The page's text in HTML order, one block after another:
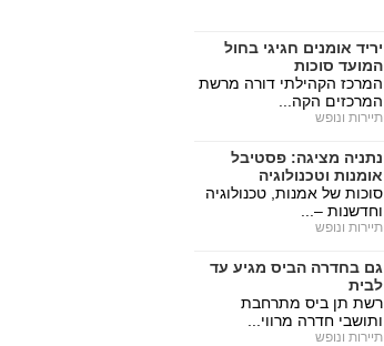
יריד אומנים חגיגי בחול
המועד סוכות
המרכז הקהילתי דורה מרשת
המרכזים הקה...
תיירות ונופש
נתניה מציגה: פסטיבל
אומנות וטכנולוגיה
סוכות של אמנות, טכנולוגיה
וחדשנות –...
תיירות ונופש
גם בחדרה הביס מגיע עד
לבית
רשת תן ביס מתרחבת
ותושבי חדרה מרווי...
תיירות ונופש